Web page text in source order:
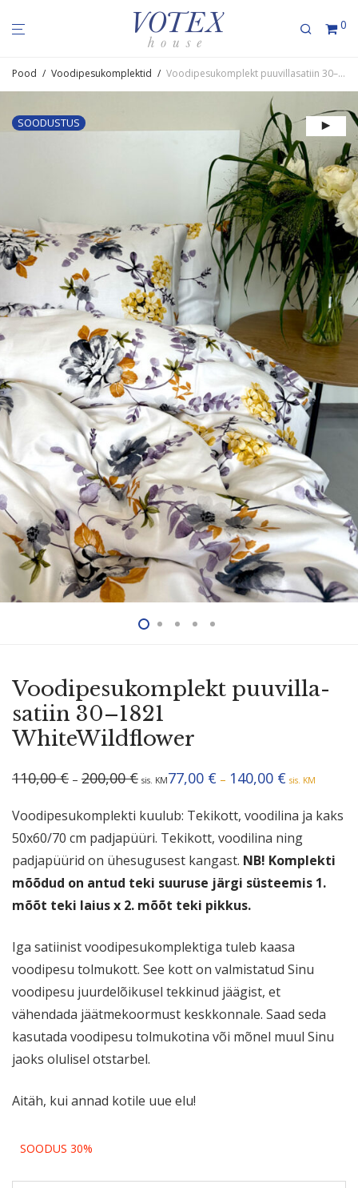
0
Pood / Voodipesukomplektid / Voodi­pe­su­komplekt puuvil­la­satiin 30–1821 WhiteWildflower
SOODUSTUS
Voodi­pe­su­komplekt puuvil­la­
satiin 30–1821
WhiteWildflower
110,00€ – 200,00€Hinnavahemik:
110,00 €
200,00 €
sis. KM77,00 € – 140,00 € 77,00 €
140,00 €
sis. KM
Voodipesukomplekti kuulub: Tekikott, voodilina ja kaks
50x60/70 cm padjapüüri. Tekikott, voodilina ning
padjapüürid on ühesugusest kangast. NB! Komplekti
mõõdud on antud teki suuruse järgi süsteemis 1.
mõõt teki laius x 2. mõõt teki pikkus.
Iga satiinist voodipesukomplektiga tuleb kaasa
voodipesu tolmukott. See kott on valmistatud Sinu
voodipesu juurdelõikusel tekkinud jäägist, et
vähendada jäätmekoormust keskkonnale. Saad seda
kasutada voodipesu tolmukotina või mõnel muul Sinu
jaoks olulisel otstarbel.
Aitäh, kui annad kotile uue elu!
SOODUS 30%